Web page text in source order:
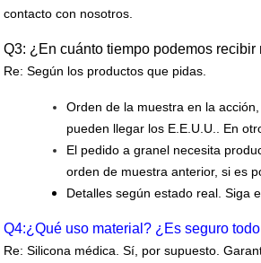
contacto con nosotros.
Q3: ¿En cuánto tiempo podemos recibir
Re: Según los productos que pidas.
Orden de la muestra en la
pueden llegar los E.E.U.U.. En
El pedido a granel necesita
orden de muestra anterior, si es
Detalles según estado real. Siga
Q4:¿Qué uso material? ¿Es seguro
Re: Silicona médica. Sí, por supuesto.